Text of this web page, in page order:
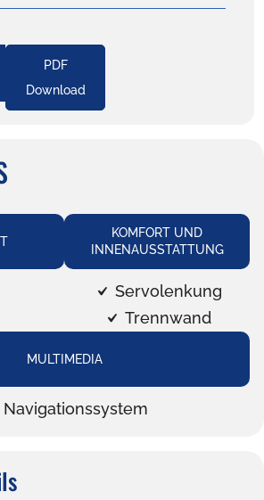
PDF
Download
KOMFORT UND
INNENAUSSTATTUNG
Servolenkung
Trennwand
MULTIMEDIA
Navigationssystem